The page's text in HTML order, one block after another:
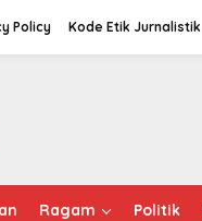
Policy Kode Etik Jurnalistik
Ragam Politik